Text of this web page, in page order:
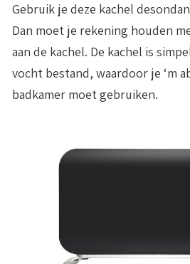
Gebruik je deze kachel
Dan moet je rekening houden
aan de kachel. De kachel is
vocht bestand, waardoor je ‘m
badkamer moet gebruiken.